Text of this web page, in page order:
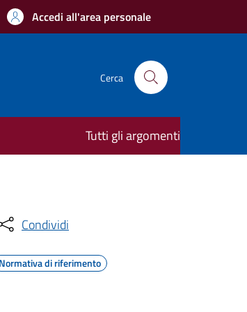
Accedi all'area personale
Cerca
Tutti gli argomenti
Condividi
Normativa di riferimento